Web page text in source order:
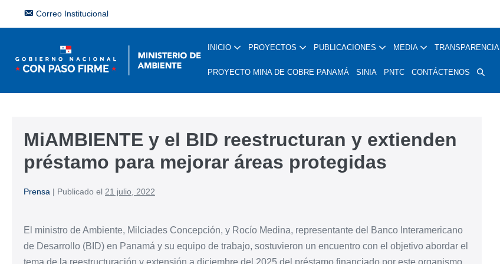
Correo Institucional
INICIO PROYECTOS PUBLICACIONES MEDIA TRANSPARENCIA
PROYECTO MINA DE COBRE PANAMÁ SINIA PNTC CONTÁCTENOS
MiAMBIENTE y el BID reestructuran y extienden
préstamo para mejorar áreas protegidas
Prensa | Publicado el 21 julio, 2022
El ministro de Ambiente, Milciades Concepción, y Rocío Medina, representante del Banco Interamericano
de Desarrollo (BID) en Panamá y su equipo de trabajo, sostuvieron un encuentro con el objetivo abordar el
tema de la reestructuración y extensión a diciembre del 2025 del préstamo financiado por este organismo